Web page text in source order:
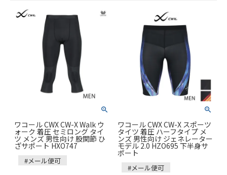
ワコール CWX CW-X Walk ウ
ォーク 着圧 セミロング タイ
ツ メンズ 男性向け 股関節 ひ
ざサポート HXO747
#メール便可
ワコール CWX CW-X スポーツ
タイツ 着圧 ハーフタイプ メ
ンズ 男性向け ジェネレーター
モデル 2.0 HZO695 下半身サ
ポート
#メール便可